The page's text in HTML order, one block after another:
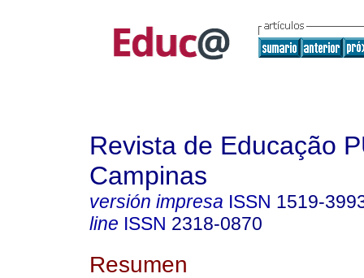
Revista de Educação
Campinas
versión impresa ISSN 1519-
line ISSN 2318-0870
Resumen